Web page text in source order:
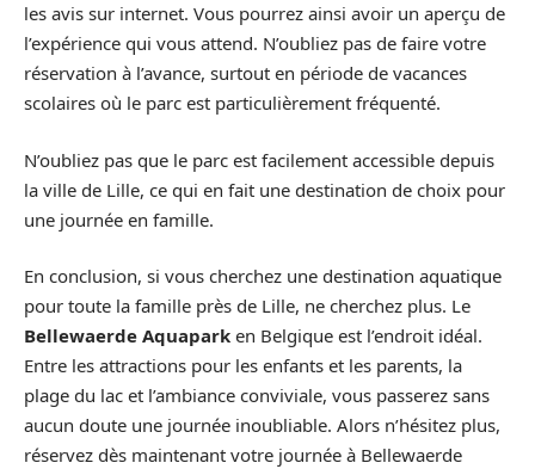
les avis sur internet. Vous pourrez ainsi avoir un aperçu de
l’expérience qui vous attend. N’oubliez pas de faire votre
réservation à l’avance, surtout en période de vacances
scolaires où le parc est particulièrement fréquenté.
N’oubliez pas que le parc est facilement accessible depuis
la ville de Lille, ce qui en fait une destination de choix pour
une journée en famille.
En conclusion, si vous cherchez une destination aquatique
pour toute la famille près de Lille, ne cherchez plus. Le
Bellewaerde Aquapark en Belgique est l’endroit idéal.
Entre les attractions pour les enfants et les parents, la
plage du lac et l’ambiance conviviale, vous passerez sans
aucun doute une journée inoubliable. Alors n’hésitez plus,
réservez dès maintenant votre journée à Bellewaerde